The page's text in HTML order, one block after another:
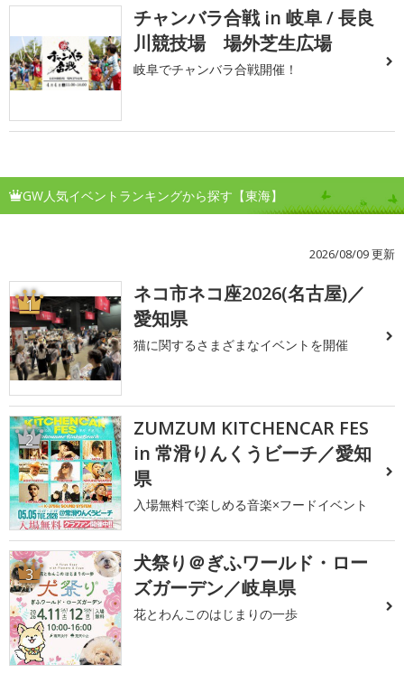
チャンバラ合戦 in 岐阜 / 長良
川競技場 場外芝生広場
岐阜でチャンバラ合戦開催！
GW人気イベントランキングから探す【東海】
2026/08/09 更新
1
ネコ市ネコ座2026(名古屋)／
愛知県
猫に関するさまざまなイベントを開催
2
ZUMZUM KITCHENCAR FES
in 常滑りんくうビーチ／愛知
県
入場無料で楽しめる音楽×フードイベント
3
犬祭り＠ぎふワールド・ロー
ズガーデン／岐阜県
花とわんこのはじまりの一歩